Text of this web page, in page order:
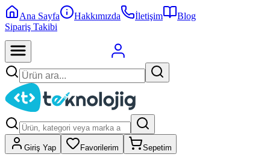
Ana Sayfa Hakkımızda İletişim
Blog
Sipariş Takibi
Giriş Yap Favorilerim Sepetim